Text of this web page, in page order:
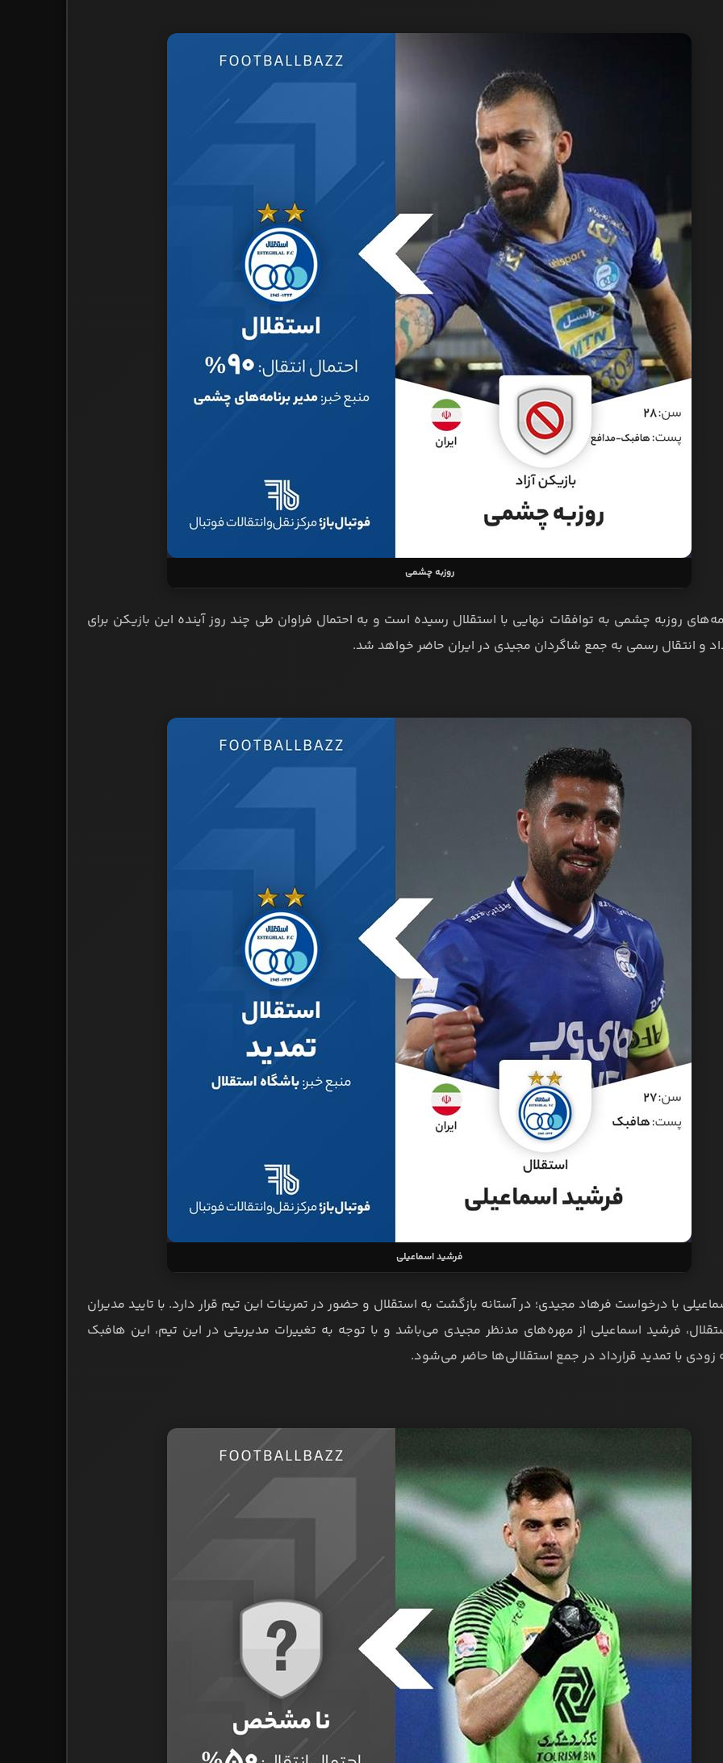
روزبه چشمی
روزبه چشمی به توافقات نهایی با استقلال رسیده است و به احتمال فراوان طی چند روز آینده این بازیکن برای
و انتقال رسمی به جمع شاگردان مجیدی در ایران حاضر خواهد شد.
فرشید اسماعیلی
با درخواست فرهاد مجیدی؛ در آستانه بازگشت به استقلال و حضور در تمرینات این تیم قرار دارد. با تایید مدیران
فرشید اسماعیلی از مهره‌های مدنظر مجیدی می‌باشد و با توجه به تغییرات مدیریتی در این تیم، این هافبک
زودی با تمدید قرارداد در جمع استقلالی‌ها حاضر می‌شود.